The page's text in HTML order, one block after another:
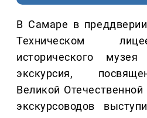
В Самаре в
Техническом
исторического
экскурсия,
Великой
экскурсоводов